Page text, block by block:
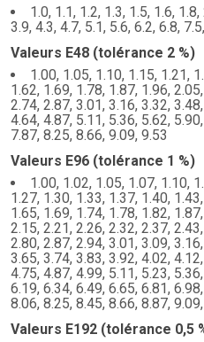
1.0, 1.1, 1.2, 1.3, 1.5, 1.6,
3.9, 4.3, 4.7, 5.1, 5.6, 6.2, 6.8,
Valeurs E48 (tolérance 2 %)
1.00, 1.05, 1.10, 1.15, 1.21,
1.62, 1.69, 1.78, 1.87, 1.96,
2.74, 2.87, 3.01, 3.16, 3.32,
4.64, 4.87, 5.11, 5.36, 5.62,
7.87, 8.25, 8.66, 9.09, 9.53
Valeurs E96 (tolérance 1 %)
1.00, 1.02, 1.05, 1.07, 1.10,
1.27, 1.30, 1.33, 1.37, 1.40,
1.65, 1.69, 1.74, 1.78, 1.82,
2.15, 2.21, 2.26, 2.32, 2.37,
2.80, 2.87, 2.94, 3.01, 3.09,
3.65, 3.74, 3.83, 3.92, 4.02,
4.75, 4.87, 4.99, 5.11, 5.23,
6.19, 6.34, 6.49, 6.65, 6.81,
8.06, 8.25, 8.45, 8.66, 8.87,
Valeurs E192 (tolérance 0,5